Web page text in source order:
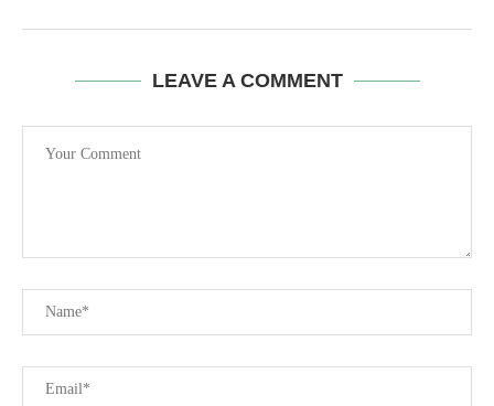
LEAVE A COMMENT